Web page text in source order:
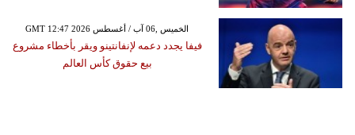
GMT 12:47 2026 الخميس ,06 آب / أغسطس
فيفا يجدد دعمه لإنفانتينو ويقر بأخطاء مشروع
بيع حقوق كأس العالم